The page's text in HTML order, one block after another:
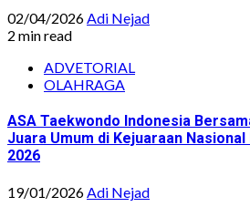
02/04/2026 Adi Nejad
2 min read
ADVETORIAL
OLAHRAGA
ASA Taekwondo Indonesia
Juara Umum di Kejuaraan
2026
19/01/2026Adi Nejad